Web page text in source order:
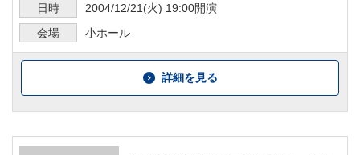
日時 2004/12/21 (火) 19:00開演
会場
小ホール
詳細を見る